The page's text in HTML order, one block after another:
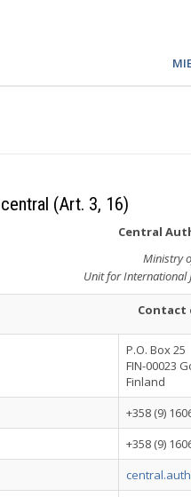
(Art. 3, 16)
Central
Ministry
Unit for International
Contact
P.O. Box 25
FIN-00023
Finland
+358 (9)
+358 (9)